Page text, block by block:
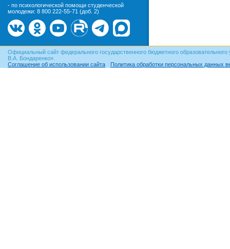
- по психологической помощи студенческой
молодежи: 8 800 222-55-71 (доб. 2)
Официальный сайт федерального государственного бюджетного
В.А. Бондаренко».
Соглашение об использовании сайта
Политика обработки персональных данных